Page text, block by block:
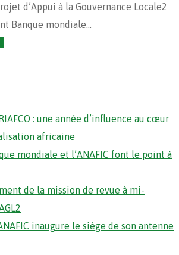
à la Gouvernance Locale2
Banque mondiale…
: une année d’influence au cœur
africaine
mondiale et l’ANAFIC font le point à
de la mission de revue à mi-
inaugure le siège de son antenne